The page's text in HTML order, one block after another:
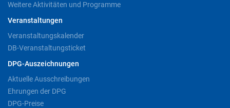
Weitere Aktivitäten und Programme
Veranstaltungen
Veranstaltungskalender
DB-Veranstaltungsticket
DPG-Auszeichnungen
Aktuelle Ausschreibungen
Ehrungen der DPG
DPG-Preise